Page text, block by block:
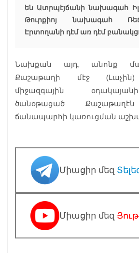
են Ատրպէյճանի նախագահ
Թուրքիոյ նախագահ
Էրտողանի դէմ առ դէմ
Նախքան այդ, անոնք
Քաշաթաղի մէջ (Լաչին)
միջազգային
ծանօթացած
ճանապարհի կառուցման
Միացիր մեզ
Միացիր մեզ